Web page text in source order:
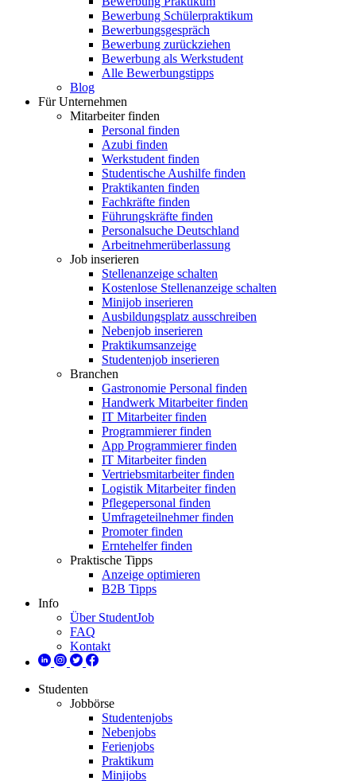
Bewerbung Schülerpraktikum
Bewerbungsgespräch
Bewerbung zurückziehen
Bewerbung als Werkstudent
Alle Bewerbungstipps
Blog
Für Unternehmen
Mitarbeiter finden
Personal finden
Azubi finden
Werkstudent finden
Studentische Aushilfe finden
Praktikanten finden
Fachkräfte finden
Führungskräfte finden
Personalsuche Deutschland
Arbeitnehmerüberlassung
Job inserieren
Stellenanzeige schalten
Kostenlose Stellenanzeige schalten
Minijob inserieren
Ausbildungsplatz ausschreiben
Nebenjob inserieren
Praktikumsanzeige
Studentenjob inserieren
Branchen
Gastronomie Personal finden
Handwerk Mitarbeiter finden
IT Mitarbeiter finden
Programmierer finden
App Programmierer finden
IT Mitarbeiter finden
Vertriebsmitarbeiter finden
Logistik Mitarbeiter finden
Pflegepersonal finden
Umfrageteilnehmer finden
Promoter finden
Erntehelfer finden
Praktische Tipps
Anzeige optimieren
B2B Tipps
Info
Über StudentJob
FAQ
Kontakt
Studenten
Jobbörse
Studentenjobs
Nebenjobs
Ferienjobs
Praktikum
Minijobs